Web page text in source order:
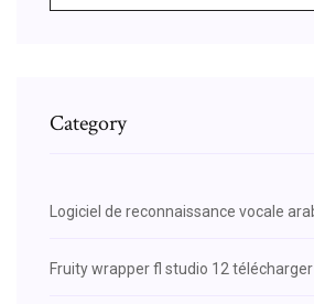
Category
Logiciel de reconnaissance vocale
Fruity wrapper fl studio 12